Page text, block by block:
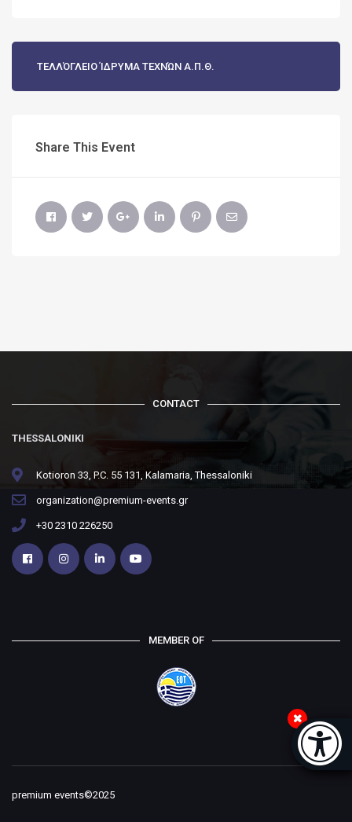
ΤΕΛΛΌΓΛΕΙΟ ΊΔΡΥΜΑ ΤΕΧΝΏΝ Α.Π.Θ.
Share This Event
CONTACT
THESSALONIKI
Kotioron 33, P.C. 55 131, Kalamaria, Thessaloniki
organization@premium-events.gr
+30 2310 226250
MEMBER OF
premium events©2025